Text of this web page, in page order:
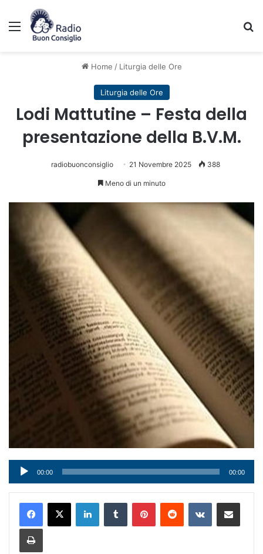
Menu
Home / Liturgia delle Ore
Liturgia delle Ore
Lodi Mattutine – Festa della
presentazione della B.V.M.
radiobuonconsiglio 21 Novembre 2025 388
Meno di un minuto
Audio
Player
00:00 00:00